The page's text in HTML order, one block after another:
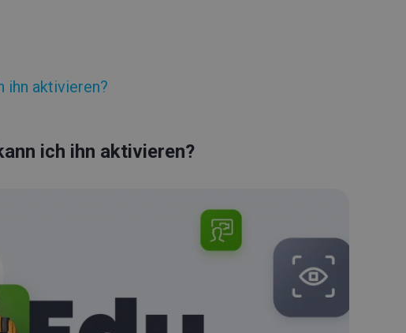
ihn aktivieren?
ich ihn aktivieren?